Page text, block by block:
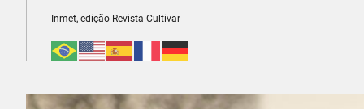
Inmet, edição Revista Cultivar